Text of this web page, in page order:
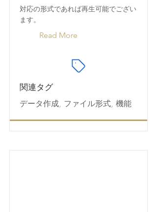
対応の形式であれば再生可能でござい
ます。
Read More
関連タグ
データ作成, ファイル形式, 機能